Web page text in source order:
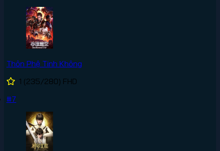
Thôn Phệ Tinh Không
1 (235/280) FHD
#7